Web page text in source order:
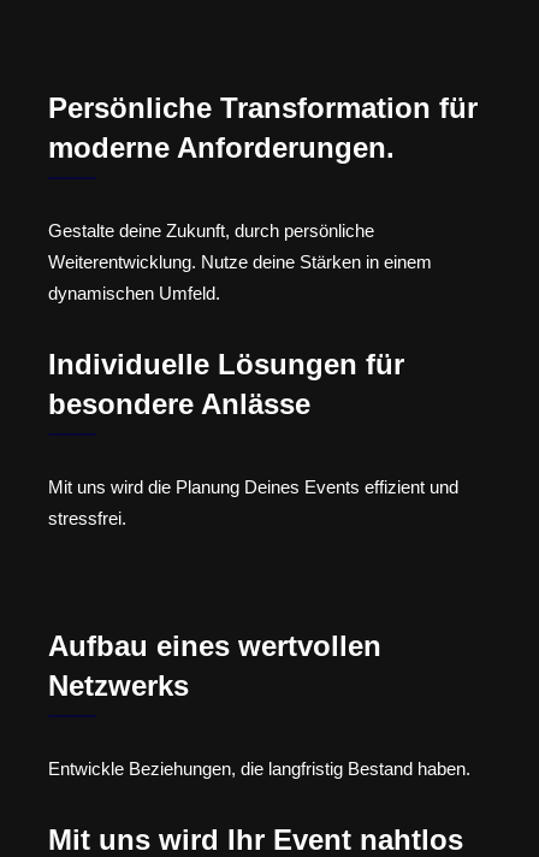
Persönliche Transformation für
moderne Anforderungen.
Gestalte deine Zukunft, durch persönliche
Weiterentwicklung. Nutze deine Stärken in einem
dynamischen Umfeld.
Individuelle Lösungen für
besondere Anlässe
Mit uns wird die Planung Deines Events effizient und
stressfrei.
Aufbau eines wertvollen
Netzwerks
Entwickle Beziehungen, die langfristig Bestand haben.
Mit uns wird Ihr Event nahtlos